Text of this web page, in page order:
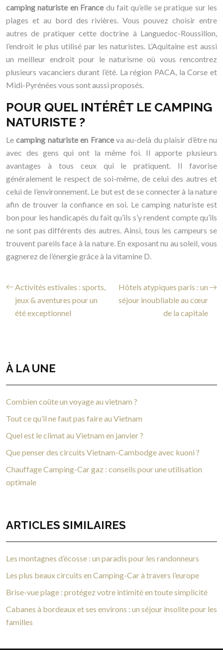
camping naturiste en Francedu fait qu’elle se pratique sur les
plages et au bord des rivières. Vous pouvez choisir entre
autres de pratiquer cette doctrine à Languedoc-Roussillon,
l’endroit le plus utilisé par les naturistes. L’Aquitaine est aussi
un meilleur endroit pour le naturisme où vous rencontrez
plusieurs vacanciers durant l’été. La région PACA, la Corse et
Midi-Pyrénées vous sont aussi proposés.
POUR QUEL INTÉRÊT LE CAMPING
NATURISTE ?
Lecamping naturiste en Franceva au-delà du plaisir d’être nu
avec des gens qui ont la même foi. Il apporte plusieurs
avantages à tous ceux qui le pratiquent. Il favorise
généralement le respect de soi-même, de celui des autres et
celui de l’environnement. Le but est de se connecter à la nature
afin de trouver la confiance en soi. Le camping naturiste est
bon pour les handicapés du fait qu’ils s’y rendent compte qu’ils
ne sont pas différents des autres. Ainsi, tous les campeurs se
trouvent pareils face à la nature. En exposant nu au soleil, vous
gagnerez de l’énergie grâce à la vitamine D.
Activités estivales : sports,
jeux & aventures pour un
été exceptionnel
Hôtels atypiques paris : un
séjour inoubliable au cœur
de la capitale
À LA UNE
Combien coûte un voyage au vietnam ?
Tout ce qu’il ne faut pas faire au Vietnam
Quel est le climat au Vietnam en janvier ?
Que penser des circuits Vietnam-Cambodge avec kuoni ?
Chauffage Camping-Car gaz : conseils pour une utilisation
optimale
ARTICLES SIMILAIRES
Les montagnes d’écosse : un paradis pour les randonneurs
Les plus beaux circuits en Camping-Car à travers l’europe
Brise-vue plage : protégez votre intimité en toute simplicité
Cabanes à bordeaux et ses environs : un séjour insolite pour les
familles